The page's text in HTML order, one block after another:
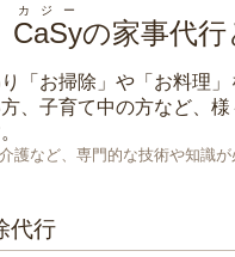
CaSy
カジー
の家事代行
「 お掃除 」や「 お料理
、子育て中の方など、
護など、専門的な技術や知識
代行